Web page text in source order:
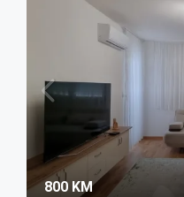
800 KM